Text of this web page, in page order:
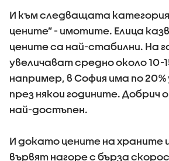
И към следващата категория
цените” - имотите. Елица
цените са най-стабилни. На
увеличават средно около 10-
например, в София има по 20%
през някои годините. Добрич
най-достъпен.
И докато цените на храните
вървят нагоре с бърза